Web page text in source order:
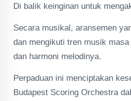
Di balik keinginan untuk
Secara musikal, aransemen
dan mengikuti tren musik
dan harmoni melodinya.
Perpaduan ini menciptakan
Budapest Scoring Orchestra